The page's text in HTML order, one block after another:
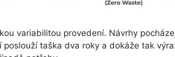
variabilitou provedení. Návrhy
poslouží taška dva roky a dokáže tak